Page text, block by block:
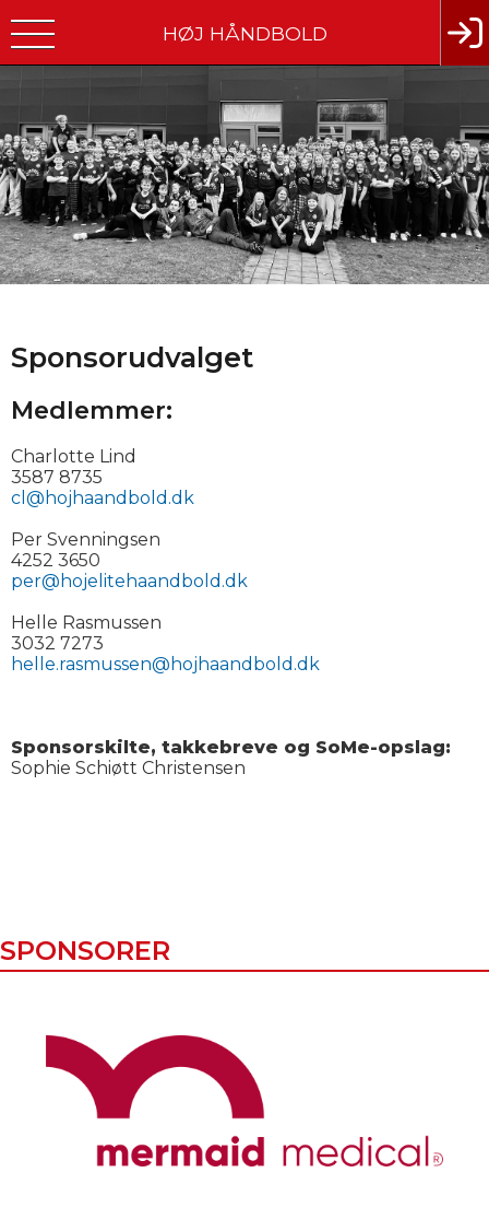
HØJ HÅNDBOLD
Sponsorudvalget
Medlemmer:
Charlotte Lind
3587 8735
cl@hojhaandbold.dk
Per Svenningsen
4252 3650
per@hojelitehaandbold.dk
Helle Rasmussen
3032 7273
helle.rasmussen@hojhaandbold.dk
Sponsorskilte, takkebreve og SoMe-opslag:
Sophie Schiøtt Christensen
SPONSORER